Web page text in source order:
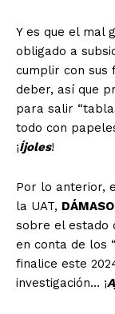
Y es que el mal
obligado a
cumplir con sus
deber, así que
para salir
todo con
¡Íjoles!
Por lo anterior,
la UAT,
sobre el estado
en conta de los
finalice este
investigación… ¡